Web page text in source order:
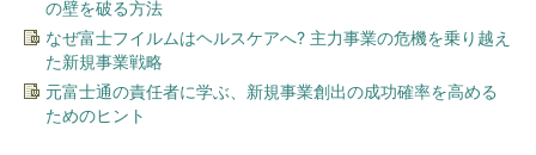
の壁を破る方法
なぜ富士フイルムはヘルスケアへ? 主力事業の危機を乗り越え
た新規事業戦略
元富士通の責任者に学ぶ、新規事業創出の成功確率を高める
ためのヒント